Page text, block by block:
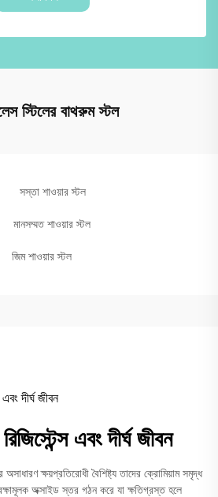
স্টিলের বাথরুম স্টল
সস্তা শাওয়ার স্টল
মানসম্মত শাওয়ার স্টল
জিম শাওয়ার স্টল
এবং দীর্ঘ জীবন
ক্ষয়প্রতিরোধী বৈশিষ্ট্য তাদের ক্রোমিয়াম সমৃদ্ধ
অক্সাইড স্তর গঠন করে যা ক্ষতিগ্রস্ত হলে